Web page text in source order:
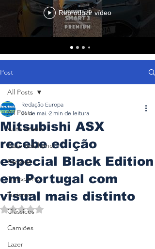
Reproduzir vídeo
Post
All Posts
Automóveis
Automobilismo
Ferrovia
Transporte
Turismo
Clássicos
Camiões
Lazer
All Posts
Mitsubishi ASX
recebe edição
especial Black Edition
em Portugal com
visual mais distinto
Redação Europa
21 de mai. 2 min de leitura
Avaliado com NaN de 5 estrelas.